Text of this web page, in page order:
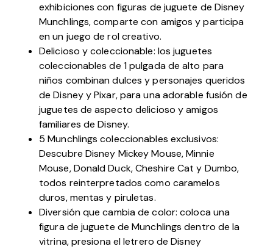
exhibiciones con figuras de juguete de Disney
Munchlings, comparte con amigos y participa
en un juego de rol creativo.
Delicioso y coleccionable: los juguetes
coleccionables de 1 pulgada de alto para
niños combinan dulces y personajes queridos
de Disney y Pixar, para una adorable fusión de
juguetes de aspecto delicioso y amigos
familiares de Disney.
5 Munchlings coleccionables exclusivos:
Descubre Disney Mickey Mouse, Minnie
Mouse, Donald Duck, Cheshire Cat y Dumbo,
todos reinterpretados como caramelos
duros, mentas y piruletas.
Diversión que cambia de color: coloca una
figura de juguete de Munchlings dentro de la
vitrina, presiona el letrero de Disney